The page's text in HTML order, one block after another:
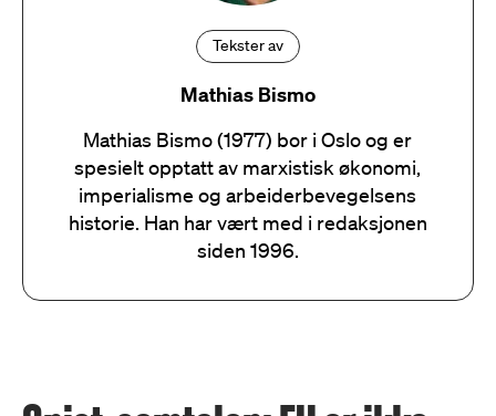
Tekster av
Mathias Bismo
Mathias Bismo (1977) bor i Oslo og er
spesielt opptatt av marxistisk økonomi,
imperialisme og arbeiderbevegelsens
historie. Han har vært med i redaksjonen
siden 1996.